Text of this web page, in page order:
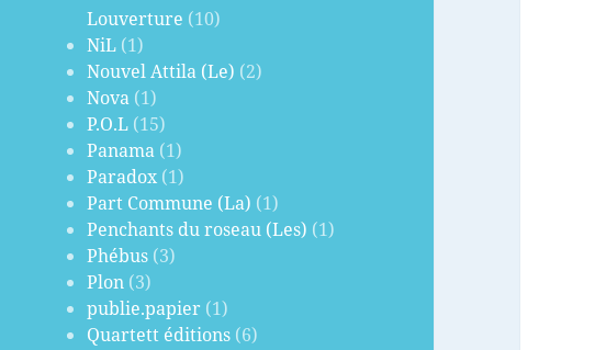
Louverture (10)
NiL (1)
Nouvel Attila (Le) (2)
Nova (1)
P.O.L (15)
Panama (1)
Paradox (1)
Part Commune (La) (1)
Penchants du roseau (Les) (1)
Phébus (3)
Plon (3)
publie.papier (1)
Quartett éditions (6)